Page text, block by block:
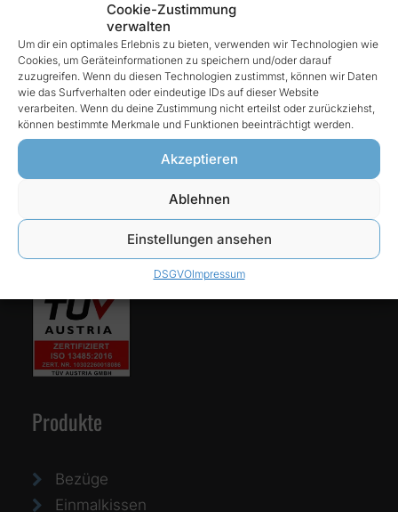
Cookie-Zustimmung
verwalten
Um dir ein optimales Erlebnis zu bieten, verwenden wir Technologien wie
Cookies, um Geräteinformationen zu speichern und/oder darauf
zuzugreifen. Wenn du diesen Technologien zustimmst, können wir Daten
wie das Surfverhalten oder eindeutige IDs auf dieser Website
verarbeiten. Wenn du deine Zustimmung nicht erteilst oder zurückziehst,
können bestimmte Merkmale und Funktionen beeinträchtigt werden.
Akzeptieren
Ablehnen
Einstellungen ansehen
DSGVOImpressum
Reintex GmbH
Anhalter Str. 15
68775 Ketsch
06202-927 68 76
E-Mail:
info@reintex.com
Produkte
Bezüge
Einmalkissen